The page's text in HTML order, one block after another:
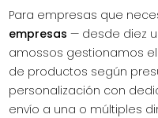
Para empresas que
empresas — desde diez
amossos gestionamos
de productos según
personalización con
envío a una o múltiples